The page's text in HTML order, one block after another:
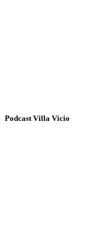
Podcast Villa Vicio